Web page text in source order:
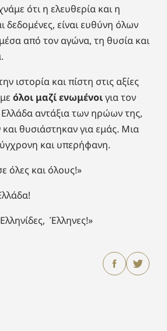
ότι η ελευθερία και η
δεδομένες, είναι ευθύνη όλων
από τον αγώνα, τη θυσία και
ιστορία και πίστη στις αξίες
όλοι μαζίενωμένοιγια τον
αντάξια των ηρώων της,
θυσιάστηκαν για εμάς. Μια
και υπερήφανη.
όλες και όλους!»
Έλληνες!»